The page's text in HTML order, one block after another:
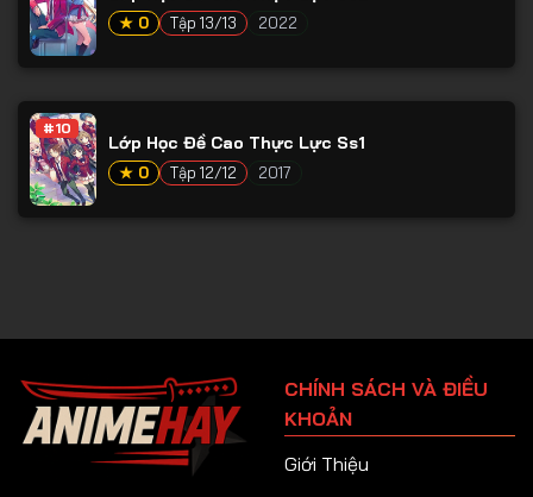
★ 0 Tập 13/13 2022
#10
Lớp Học Đề Cao Thực Lực Ss1
★ 0 Tập 12/12 2017
CHÍNH SÁCH VÀ ĐIỀU
KHOẢN
Giới Thiệu